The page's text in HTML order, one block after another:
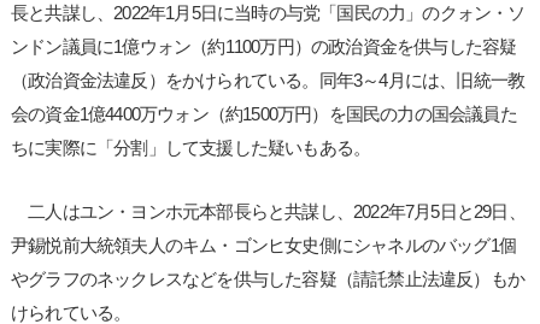
長と共謀し、2022年1月5日に当時の与党「国民の力」のクォン・ソ
ンドン議員に1億ウォン（約1100万円）の政治資金を供与した容疑
（政治資金法違反）をかけられている。同年3～4月には、旧統一教
会の資金1億4400万ウォン（約1500万円）を国民の力の国会議員た
ちに実際に「分割」して支援した疑いもある。
二人はユン・ヨンホ元本部長らと共謀し、2022年7月5日と29日、
尹錫悦前大統領夫人のキム・ゴンヒ女史側にシャネルのバッグ1個
やグラフのネックレスなどを供与した容疑（請託禁止法違反）もか
けられている。